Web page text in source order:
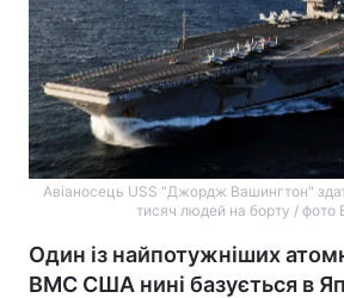
Авіаносець USS "Джордж Вашингтон"
тисяч людей на борту / фото
Один із найпотужніших
ВМС США нині базується в